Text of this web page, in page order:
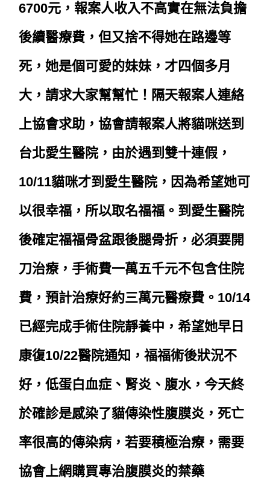
6700元，報案人收入不高實在無法負擔
後續醫療費，但又捨不得她在路邊等
死，她是個可愛的妹妹，才四個多月
大，請求大家幫幫忙！隔天報案人連絡
上協會求助，協會請報案人將貓咪送到
台北愛生醫院，由於遇到雙十連假，
10/11貓咪才到愛生醫院，因為希望她可
以很幸福，所以取名福福。 到愛生醫院
後確定福福骨盆跟後腿骨折，必須要開
刀治療，手術費一萬五千元不包含住院
費，預計治療好約三萬元醫療費。10/14
已經完成手術住院靜養中，希望她早日
康復10/22醫院通知，福福術後狀況不
好，低蛋白血症、腎炎、腹水，今天終
於確診是感染了貓傳染性腹膜炎，死亡
率很高的傳染病，若要積極治療，需要
協會上網購買專治腹膜炎的禁藥